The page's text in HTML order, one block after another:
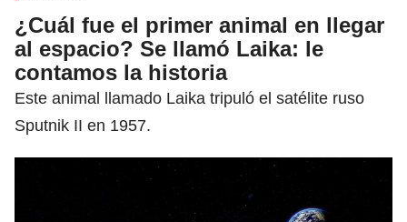
¿Cuál fue el primer animal en llegar
al espacio? Se llamó Laika: le
contamos la historia
Este animal llamado Laika tripuló el satélite ruso
Sputnik II en 1957.